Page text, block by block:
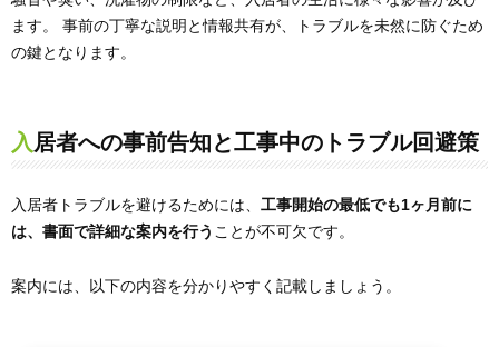
ます。 事前の丁寧な説明と情報共有が、トラブルを未然に防ぐため
の鍵となります。
入居者への事前告知と工事中のトラブル回避策
入居者トラブルを避けるためには、 工事開始の最低でも1ヶ月前に
は、書面で詳細な案内を行う ことが不可欠です。
案内には、以下の内容を分かりやすく記載しましょう。